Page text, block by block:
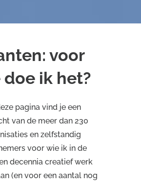
voor
ik het?
pagina vind je een
van de meer dan 230
en zelfstandig
voor wie ik in de
decennia creatief werk
(en voor een aantal nog